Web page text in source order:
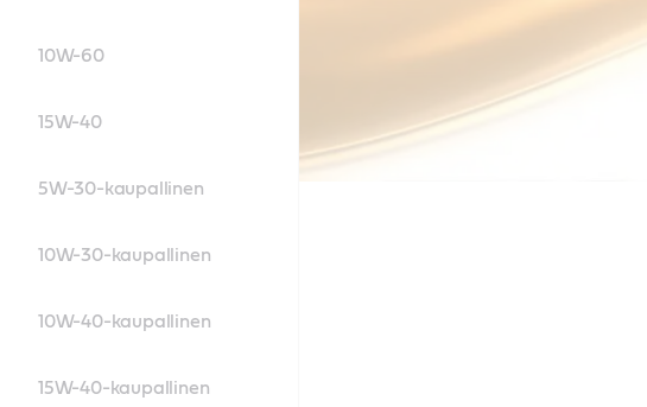
10W-60
15W-40
5W-30-kaupallinen
10W-30-kaupallinen
10W-40-kaupallinen
15W-40-kaupallinen